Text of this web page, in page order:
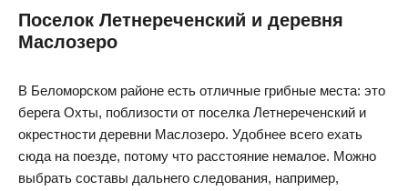
Поселок Летнереченский и деревня
Маслозеро
В Беломорском районе есть отличные грибные места: это
берега Охты, поблизости от поселка Летнереченский и
окрестности деревни Маслозеро. Удобнее всего ехать
сюда на поезде, потому что расстояние немалое. Можно
выбрать составы дальнего следования, например,